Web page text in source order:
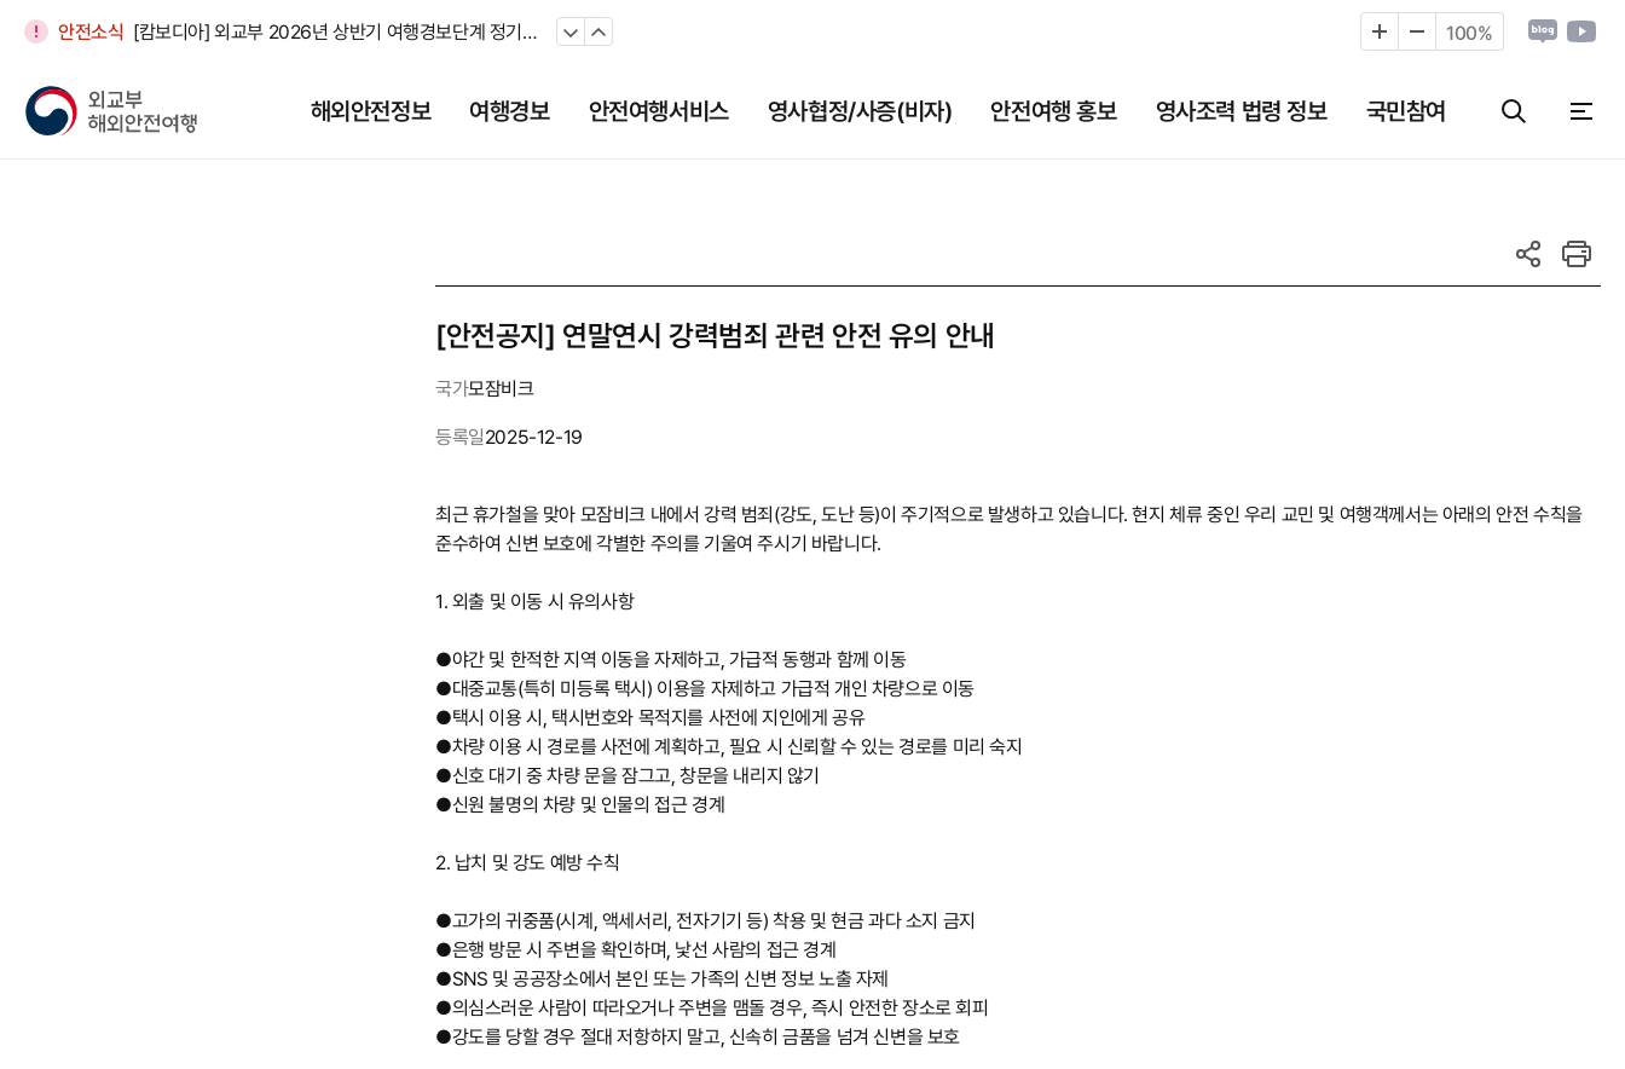
안전소식
[캄보디아] 외교부 2026년 상반기 여행경보단계 정기조정
[중국] 베이징 서우두공항 아시아나항공 터미널 변경 안내(제3터미널 -> 제2터미널)
100%
해외안전정보 여행경보 안전여행서비스 영사협정/사증(비자) 안전여행 홍보 영사조력 법령 정보 국민참여
[안전공지] 연말연시 강력범죄 관련 안전 유의 안내
국가모잠비크
등록일2025-12-19
최근 휴가철을 맞아 모잠비크 내에서 강력 범죄(강도, 도난 등)이 주기적으로 발생하고 있습니다. 현지 체류 중인 우리 교민 및 여행객께서는 아래의 안전 수칙을
준수하여 신변 보호에 각별한 주의를 기울여 주시기 바랍니다.
1. 외출 및 이동 시 유의사항
●야간 및 한적한 지역 이동을 자제하고, 가급적 동행과 함께 이동
●대중교통(특히 미등록 택시) 이용을 자제하고 가급적 개인 차량으로 이동
●택시 이용 시, 택시번호와 목적지를 사전에 지인에게 공유
●차량 이용 시 경로를 사전에 계획하고, 필요 시 신뢰할 수 있는 경로를 미리 숙지
●신호 대기 중 차량 문을 잠그고, 창문을 내리지 않기
●신원 불명의 차량 및 인물의 접근 경계
2. 납치 및 강도 예방 수칙
●고가의 귀중품(시계, 액세서리, 전자기기 등) 착용 및 현금 과다 소지 금지
●은행 방문 시 주변을 확인하며, 낯선 사람의 접근 경계
●SNS 및 공공장소에서 본인 또는 가족의 신변 정보 노출 자제
●의심스러운 사람이 따라오거나 주변을 맴돌 경우, 즉시 안전한 장소로 회피
●강도를 당할 경우 절대 저항하지 말고, 신속히 금품을 넘겨 신변을 보호